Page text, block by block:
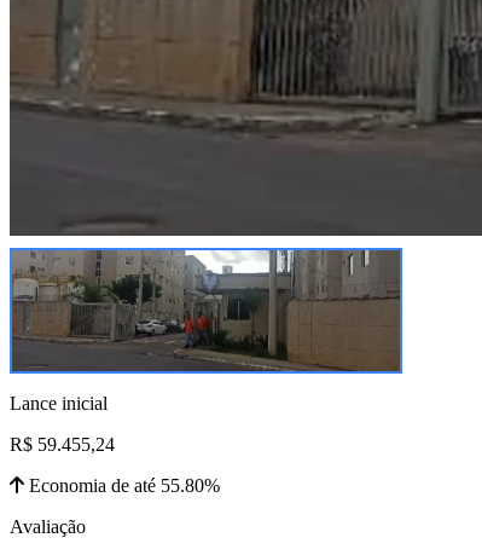
Lance inicial
R$ 59.455,24
Economia de até 55.80%
Avaliação